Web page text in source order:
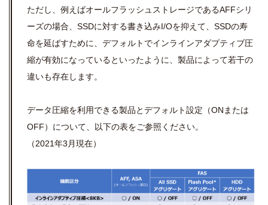
ただし、例えばオールフラッシュストレージであるAFFシリ
ーズの場合、SSDに対する書き込みI/Oを抑えて、SSDの寿
命を延ばすために、デフォルトでインラインアダプティブ圧
縮が有効になっているといったように、製品によって若干の
違いも存在します。
データ圧縮を利用できる製品とデフォルト設定（ONまたは
OFF）について、以下の表をご参照ください。
（2021年3月現在）